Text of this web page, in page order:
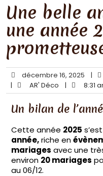
Une belle
une année
décembre 16, 2025 |
|
AR' Déco | 8:31
Un bilan de
Cette année 2025
année,riche en
mariages avec une
environ 20 mariages
au 06/12.